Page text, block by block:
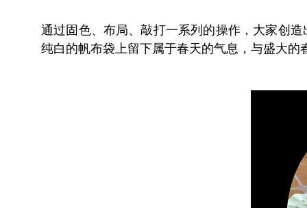
通过固色、布局、敲打一系列的操作，大家创
纯白的帆布袋上留下属于春天的气息，与盛大的